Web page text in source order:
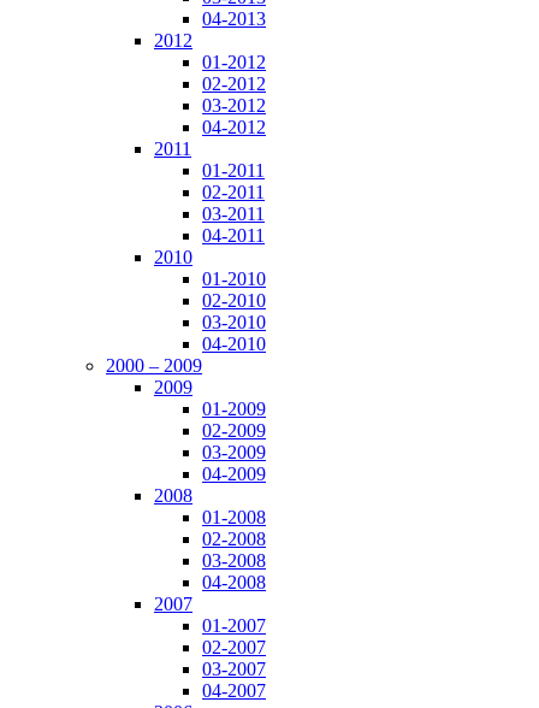
04-2013
2012
01-2012
02-2012
03-2012
04-2012
2011
01-2011
02-2011
03-2011
04-2011
2010
01-2010
02-2010
03-2010
04-2010
2000 – 2009
2009
01-2009
02-2009
03-2009
04-2009
2008
01-2008
02-2008
03-2008
04-2008
2007
01-2007
02-2007
03-2007
04-2007